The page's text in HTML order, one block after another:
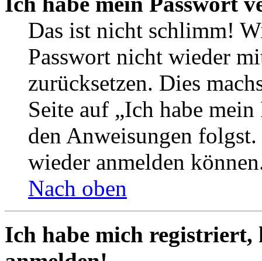
Das ist nicht schlimm!
Passwort nicht wieder
zurücksetzen. Dies
Seite auf „Ich habe
den Anweisungen
wieder anmelden
Nach oben
Ich habe mich